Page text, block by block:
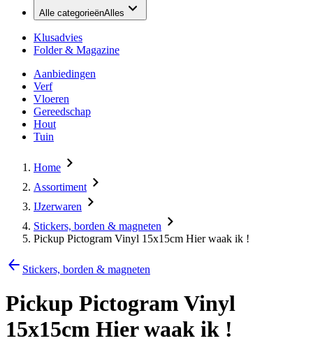
Alle categorieënAlles
Klusadvies
Folder & Magazine
Aanbiedingen
Verf
Vloeren
Gereedschap
Hout
Tuin
Home
Assortiment
IJzerwaren
Stickers, borden & magneten
Pickup Pictogram Vinyl 15x15cm Hier waak ik !
Stickers, borden & magneten
Pickup Pictogram Vinyl
15x15cm Hier waak ik !